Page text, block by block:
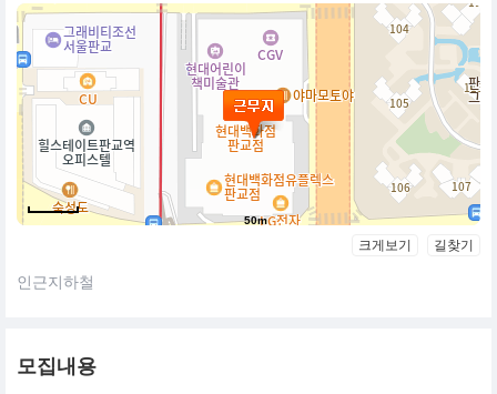
50m
크게보기 길찾기
인근지하철
모집내용